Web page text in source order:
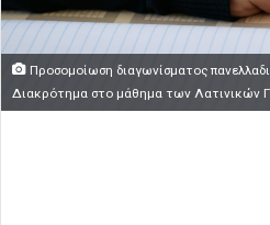
Προσομοίωση διαγωνίσματος
Διακρότημα στο μάθημα των Λατινικών